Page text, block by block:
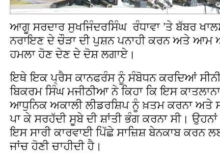
ਆਗੂ ਸਰਦਾਰ ਸੁਖਜਿੰਦਰਸਿੰਘ ਰੰਧਾਵਾ ’ਤੇ ਬੱਬਰ
ਨਰਾਇਣ ਦੇ ਚੌੜਾ ਦੀ ਪੁਸ਼ਨ ਪਨਾਹੀ ਕਰਨ ਅਤੇ ਆਮ
ਹਮਲਾ ਹੋਣ ਦੇਣ ਦੇ ਦੋਸ਼ ਲਗਾਏ।
ਇਥੇ ਇਕ ਪ੍ਰੈਸ ਕਾਨਫਰੰਸ ਨੂੰ ਸੰਬੋਧਨ ਕਰਦਿਆਂ
ਬਿਕਰਮ ਸਿੰਘ ਮਜੀਠੀਆ ਨੇ ਕਿਹਾ ਕਿ ਇਸ
ਆਧੁਨਿਕ ਅਕਾਲੀ ਲੀਡਰਸ਼ਿਪ ਨੂੰ ਖ਼ਤਮ ਕਰਨਾ ਅਤੇ
ਪਾ ਕੇ ਸਰਹੱਦੀ ਸੂਬੇ ਦੀ ਸ਼ਾਂਤੀ ਭੰਗ ਕਰਨਾ ਸੀ।
ਇਸ ਸਾਰੀ ਕਾਰਵਾਈ ਪਿੱਛੇ ਸਾਜ਼ਿਸ਼ ਬੇਨਕਾਬ ਕਰਨ
ਜਾਂਚ ਹੋਣੀ ਚਾਹੀਦੀ ਹੈ।